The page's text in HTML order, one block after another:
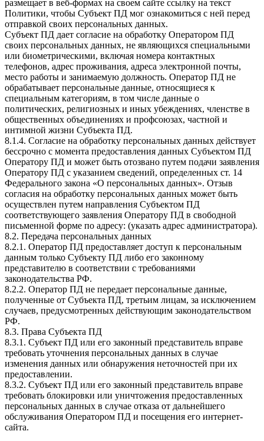
размещает в веб-формах на своем сайте ссылку на текст
Политики, чтобы Субъект ПД мог ознакомиться с ней перед
отправкой своих персональных данных.
Субъект ПД дает согласие на обработку Оператором ПД
своих персональных данных, не являющихся специальными
или биометрическими, включая номера контактных
телефонов, адрес проживания, адреса электронной почты,
место работы и занимаемую должность. Оператор ПД не
обрабатывает персональные данные, относящиеся к
специальным категориям, в том числе данные о
политических, религиозных и иных убеждениях, членстве в
общественных объединениях и профсоюзах, частной и
интимной жизни Субъекта ПД.
8.1.4. Согласие на обработку персональных данных действует
бессрочно с момента предоставления данных Субъектом ПД
Оператору ПД и может быть отозвано путем подачи заявления
Оператору ПД с указанием сведений, определенных ст. 14
Федерального закона «О персональных данных». Отзыв
согласия на обработку персональных данных может быть
осуществлен путем направления Субъектом ПД
соответствующего заявления Оператору ПД в свободной
письменной форме по адресу: (указать адрес администратора).
8.2. Передача персональных данных
8.2.1. Оператор ПД предоставляет доступ к персональным
данным только Субъекту ПД либо его законному
представителю в соответствии с требованиями
законодательства РФ.
8.2.2. Оператор ПД не передает персональные данные,
полученные от Субъекта ПД, третьим лицам, за исключением
случаев, предусмотренных действующим законодательством
РФ.
8.3. Права Субъекта ПД
8.3.1. Субъект ПД или его законный представитель вправе
требовать уточнения персональных данных в случае
изменения данных или обнаружения неточностей при их
предоставлении.
8.3.2. Субъект ПД или его законный представитель вправе
требовать блокировки или уничтожения предоставленных
персональных данных в случае отказа от дальнейшего
обслуживания Оператором ПД и посещения его интернет-
сайта.